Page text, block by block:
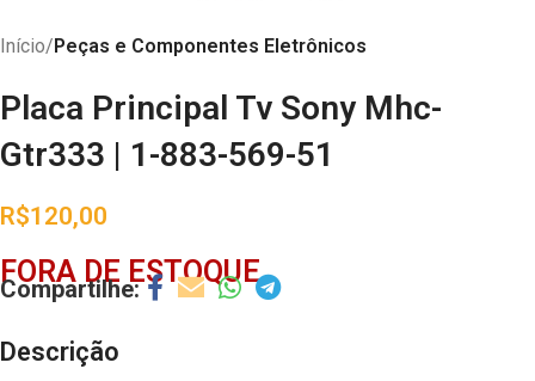
Início Peças e Componentes Eletrônicos
Placa Principal Tv Sony Mhc-
Gtr333 | 1-883-569-51
R$120,00
FORA DE ESTOQUE
Descrição